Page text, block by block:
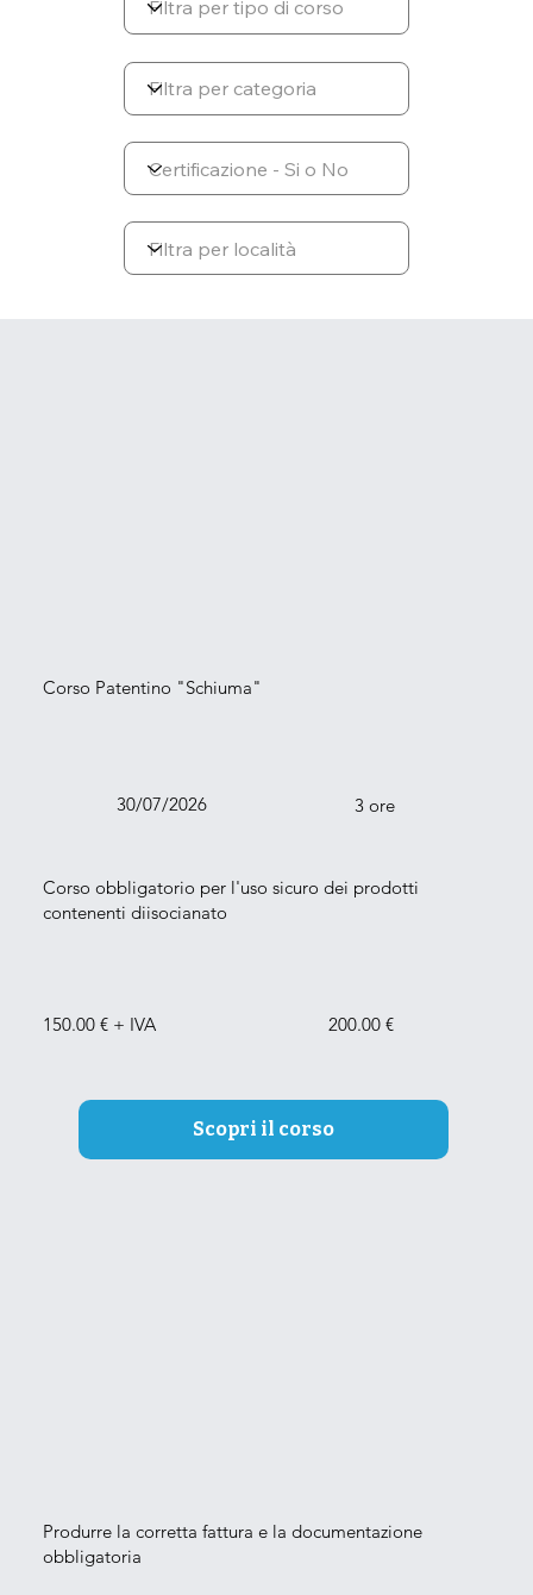
Corso Patentino "Schiuma"
30/07/2026 3 ore
Corso obbligatorio per l'uso sicuro dei prodotti
contenenti diisocianato
150.00 € + IVA 200.00 €
Scopri il corso
Produrre la corretta fattura e la documentazione
obbligatoria